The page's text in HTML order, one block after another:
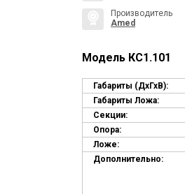
Производитель
Amed
Модель КС1.101
Габариты (ДхГхВ):
Габариты Ложа:
Секции:
Опора:
Ложе:
Дополнительно: